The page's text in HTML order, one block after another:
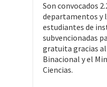
Son convocados
departamentos y
estudiantes de
subvencionadas
gratuita gracias
Binacional y el
Ciencias.